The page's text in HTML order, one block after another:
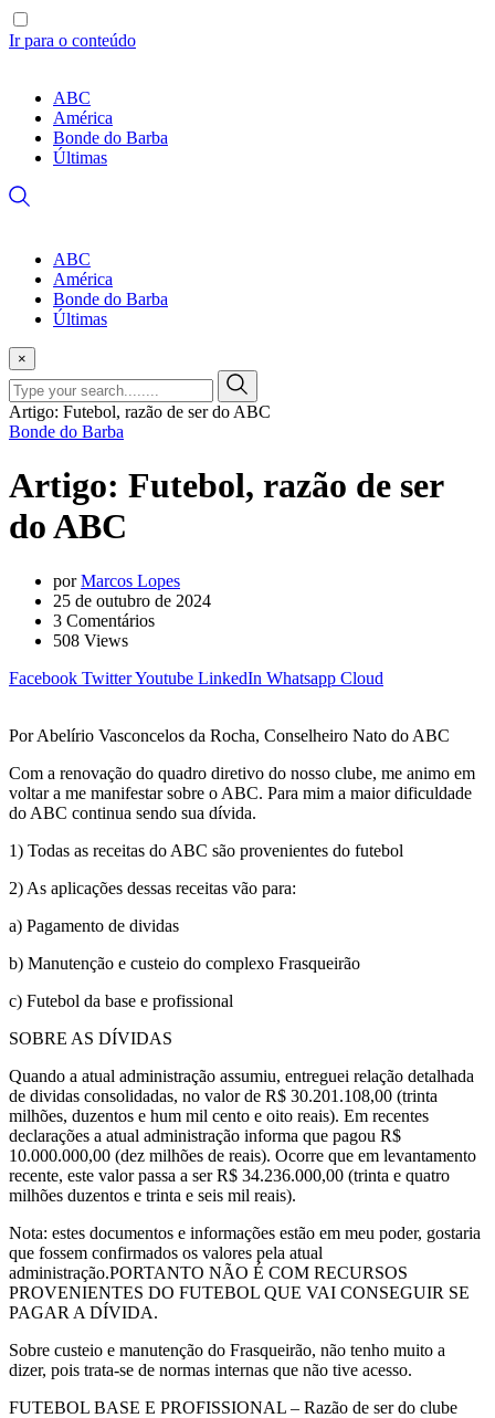
Ir para o conteúdo
ABC
América
Bonde do Barba
Últimas
ABC
América
Bonde do Barba
Últimas
×
Artigo: Futebol, razão de ser do ABC
Bonde do Barba
Artigo: Futebol, razão de ser
do ABC
porMarcos Lopes
25 de outubro de 2024
3 Comentários
508 Views
Facebook TwitterYoutube LinkedIn Whatsapp Cloud
Por Abelírio Vasconcelos da Rocha, Conselheiro Nato do ABC
Com a renovação do quadro diretivo do nosso clube, me animo em
voltar a me manifestar sobre o ABC. Para mim a maior dificuldade
do ABC continua sendo sua dívida.
1) Todas as receitas do ABC são provenientes do futebol
2) As aplicações dessas receitas vão para:
a) Pagamento de dividas
b) Manutenção e custeio do complexo Frasqueirão
c) Futebol da base e profissional
SOBRE AS DÍVIDAS
Quando a atual administração assumiu, entreguei relação detalhada
de dividas consolidadas, no valor de R$ 30.201.108,00 (trinta
milhões, duzentos e hum mil cento e oito reais). Em recentes
declarações a atual administração informa que pagou R$
10.000.000,00 (dez milhões de reais). Ocorre que em levantamento
recente, este valor passa a ser R$ 34.236.000,00 (trinta e quatro
milhões duzentos e trinta e seis mil reais).
Nota: estes documentos e informações estão em meu poder, gostaria
que fossem confirmados os valores pela atual
administração.PORTANTO NÃO É COM RECURSOS
PROVENIENTES DO FUTEBOL QUE VAI CONSEGUIR SE
PAGAR A DÍVIDA.
Sobre custeio e manutenção do Frasqueirão, não tenho muito a
dizer, pois trata-se de normas internas que não tive acesso.
FUTEBOL BASE E PROFISSIONAL – Razão de ser do clube